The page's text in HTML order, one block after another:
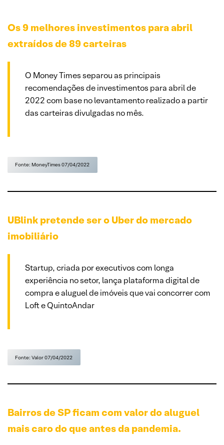
Os 9 melhores investimentos para abril
extraídos de 89 carteiras
O Money Times separou as principais
recomendações de investimentos para abril de
2022 com base no levantamento realizado a partir
das carteiras divulgadas no mês.
Fonte: MoneyTimes 07/04/2022
UBlink pretende ser o Uber do mercado
imobiliário
Startup, criada por executivos com longa
experiência no setor, lança plataforma digital de
compra e aluguel de imóveis que vai concorrer com
Loft e QuintoAndar
Fonte: Valor 07/04/2022
Bairros de SP ficam com valor do aluguel
mais caro do que antes da pandemia.